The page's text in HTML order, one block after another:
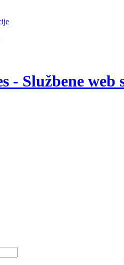
- Službene web